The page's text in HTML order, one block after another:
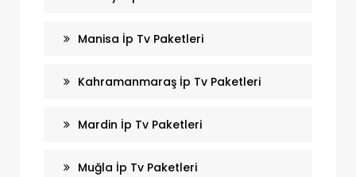
Manisa İp Tv Paketleri
Kahramanmaraş İp Tv Paketleri
Mardin İp Tv Paketleri
Muğla İp Tv Paketleri